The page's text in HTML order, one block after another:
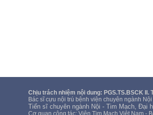
Chịu trách nhiệm nội dung: PGS.TS.BSCK II.
Bác sĩ cựu nội trú bệnh viện chuyên ngành
Tiến sĩ chuyên ngành Nội - Tim Mạch, Đại
Cơ quan công tác: Viện Tim Mạch Việt Nam -